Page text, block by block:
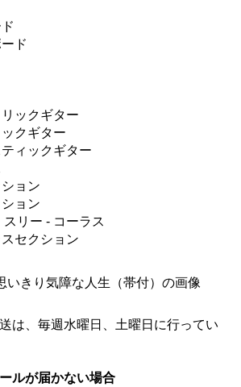
ド
ックギター
クギター
ィックギター
ョン
ョン
リー - コーラス
セクション
は、毎週水曜日、土曜日に行ってい
ルが届かない場合